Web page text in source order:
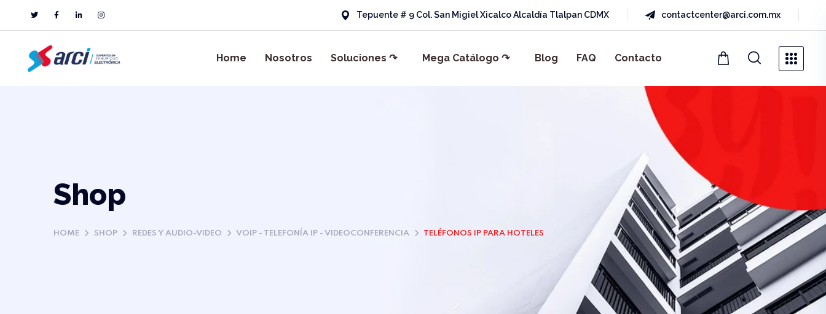
Tepuente # 9 Col. San Migiel Xicalco Alcaldía Tlalpan CDMX contactcenter@arci.com.mx
Home Nosotros Soluciones ↷ Mega Catálogo ↷ Blog FAQ Contacto
Shop
HOME SHOP REDES Y AUDIO-VIDEO VOIP - TELEFONÍA IP - VIDEOCONFERENCIA TELÉFONOS IP PARA HOTELES